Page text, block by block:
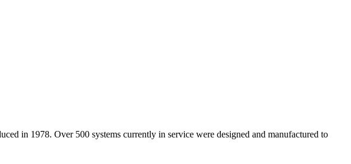
in 1978. Over 500 systems currently in service were designed and manufactured to